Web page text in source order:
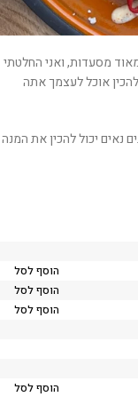
מסעדות, ואני החלטתי
אוכל לעצמך אתה
נאים יכול להכין את המנה
הוסף לסל
הוסף לסל
הוסף לסל
הוסף לסל